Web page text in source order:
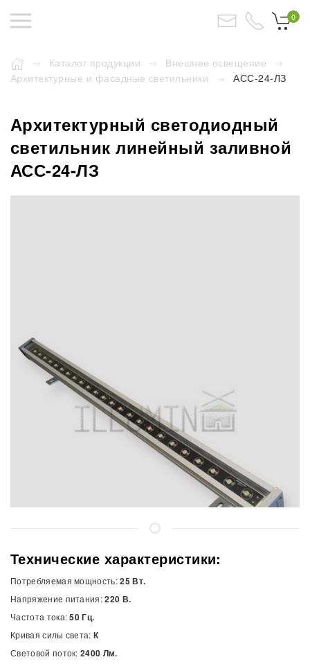
0
Каталог продукции
Внешнее освещение
Архитектурные и фасадные светильники
АСС-24-ЛЗ
Архитектурный светодиодный
светильник линейный заливной
АСС-24-ЛЗ
Технические характеристики:
Потребляемая мощность:25 Вт.
Напряжение питания:220 В.
Частота тока:50 Гц.
Кривая силы света:К
Световой поток:2400 Лм.